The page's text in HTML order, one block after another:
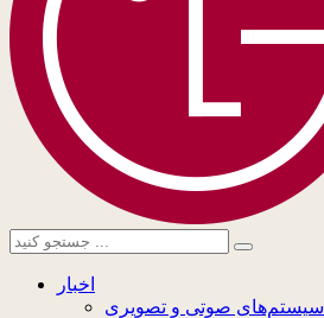
اخبار
سیستم‌های صوتی و تصویری